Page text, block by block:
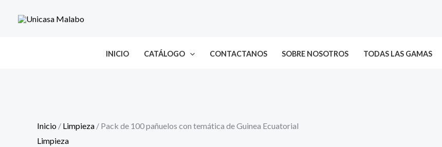
INICIO CATÁLOGO CONTACTANOS SOBRE NOSOTROS TODAS LAS GAMAS
Inicio / Limpieza / Pack de 100 pañuelos con temática de Guinea Ecuatorial
Limpieza
de
Ecuatorial
cantidad